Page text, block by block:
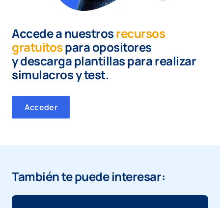
Accede a nuestrosrecursos
gratuitospara opositores
ydescarga plantillas para realizar
simulacros y test.
Acceder
También te puede interesar: